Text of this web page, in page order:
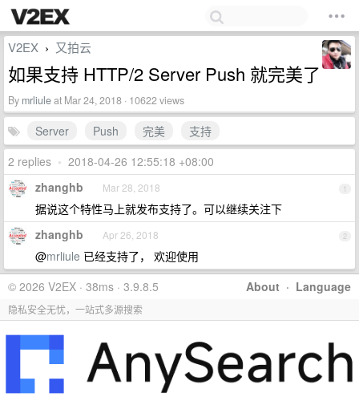
V2EX › 又拍云
如果支持 HTTP/2 Server Push 就完美了
By mrliuleat Mar 24, 2018 · 10622 views
Server Push 完美
支持
2 replies • 2018-04-26 12:55:18 +08:00
1
zhanghb Mar 28, 2018
据说这个特性马上就发布支持了。可以继续关注下
2
zhanghb Apr 26, 2018
@mrliule 已经支持了， 欢迎使用
About · Language
© 2026 V2EX · 38ms · 3.9.8.5
隐私安全无忧，一站式多源搜索